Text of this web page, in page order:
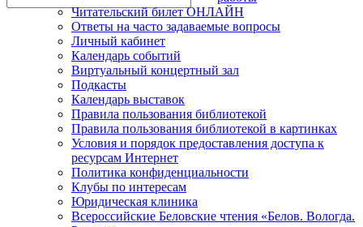
Читательский билет ОНЛАЙН
Ответы на часто задаваемые вопросы
Личный кабинет
Календарь событий
Виртуальный концертный зал
Подкасты
Календарь выставок
Правила пользования библиотекой
Правила пользования библиотекой в картинках
Условия и порядок предоставления доступа к
ресурсам Интернет
Политика конфиденциальности
Клубы по интересам
Юридическая клиника
Всероссийские Беловские чтения «Белов. Вологда.